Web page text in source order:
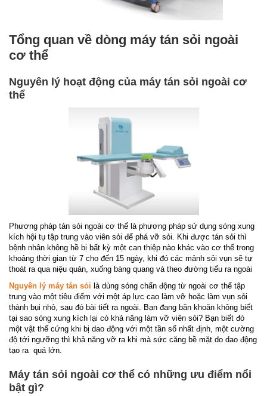
Tổng quan về dòng máy tán sỏi ngoài
cơ thể
Nguyên lý hoạt động của máy tán sỏi ngoài cơ
thể
Phương pháp tán sỏi ngoài cơ thể là phương pháp sử dụng sóng xung
kích hội tụ tập trung vào viên sỏi để phá vỡ sỏi. Khi được tán sỏi thì
bệnh nhân không hề bị bất kỳ một can thiệp nào khác vào cơ thể trong
khoảng thời gian từ 7 cho đến 15 ngày, khi đó các mảnh sỏi vụn sẽ tự
thoát ra qua niệu quản, xuống bàng quang và theo đường tiểu ra ngoài
Nguyên lý máy tán sỏi là dùng sóng chấn động từ ngoài cơ thể tập
trung vào một tiêu điểm với một áp lực cao làm vỡ hoặc làm vụn sỏi
thành bụi nhỏ, sau đó bài tiết ra ngoài. Bạn đang băn khoăn không biết
tại sao sóng xung kích lại có khả năng làm vỡ viên sỏi? Bạn biết đó
một vật thể cứng khi bị dao động với một tần số nhất định, một cường
độ tới ngưỡng thì khả năng vỡ ra khi mà sức căng bề mặt do dao động
tạo ra quá lớn.
Máy tán sỏi ngoài cơ thể có những ưu điểm nổi
bật gì?